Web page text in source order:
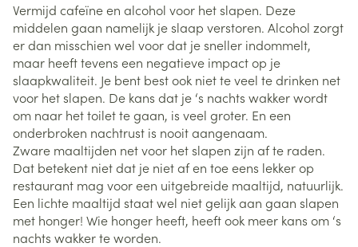
Vermijd cafeïne en alcohol voor het slapen. Deze
middelen gaan namelijk je slaap verstoren. Alcohol zorgt
er dan misschien wel voor dat je sneller indommelt,
maar heeft tevens een negatieve impact op je
slaapkwaliteit. Je bent best ook niet te veel te drinken net
voor het slapen. De kans dat je ‘s nachts wakker wordt
om naar het toilet te gaan, is veel groter. En een
onderbroken nachtrust is nooit aangenaam.
Zware maaltijden net voor het slapen zijn af te raden.
Dat betekent niet dat je niet af en toe eens lekker op
restaurant mag voor een uitgebreide maaltijd, natuurlijk.
Een lichte maaltijd staat wel niet gelijk aan gaan slapen
met honger! Wie honger heeft, heeft ook meer kans om ‘s
nachts wakker te worden.